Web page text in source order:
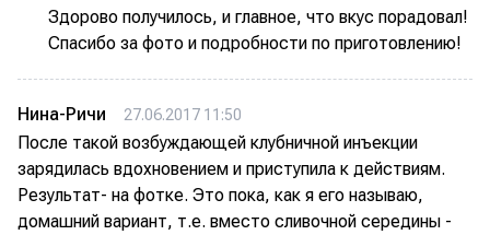
Здорово получилось, и главное, что вкус порадовал!
Спасибо за фото и подробности по приготовлению!
Нина-Ричи 27.06.2017 11:50
После такой возбуждающей клубничной инъекции
зарядилась вдохновением и приступила к действиям.
Результат- на фотке. Это пока, как я его называю,
домашний вариант, т.е. вместо сливочной середины -